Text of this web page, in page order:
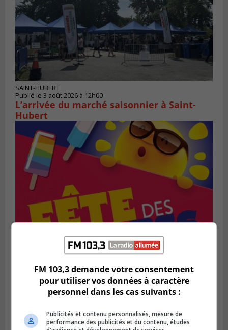
SAINT-HUBERT
Publié le 3 août 2026 à 12h00
L’arrivée du marché saisonnier à Saint-
Hubert
SAINT-BRUNO-DE-MONTARVILLE
La Fête des parcs est de retour à Saint-
Bruno
FM 103,3 demande votre consentement
pour utiliser vos données à caractère
personnel dans les cas suivants :
Publicités et contenu personnalisés, mesure de
performance des publicités et du contenu, études